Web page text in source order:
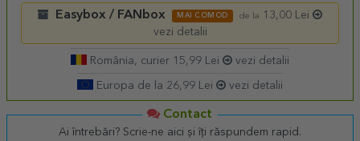
Easybox / FANbox MAI COMOD de la
13,00 Lei
vezi detalii
România, curier 15,99 Lei vezi detalii
Europa de la 26,99 Lei vezi detalii
Contact
Ai întrebări? Scrie-ne aici și îți răspundem rapid.